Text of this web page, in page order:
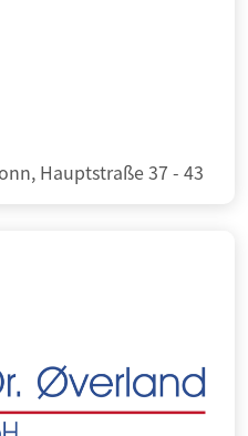
Hauptstraße 37 - 43